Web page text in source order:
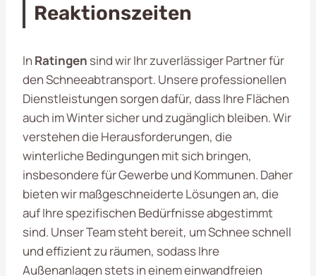
Reaktionszeiten
In Ratingen sind wir Ihr zuverlässiger Partner für
den Schneeabtransport. Unsere professionellen
Dienstleistungen sorgen dafür, dass Ihre Flächen
auch im Winter sicher und zugänglich bleiben. Wir
verstehen die Herausforderungen, die
winterliche Bedingungen mit sich bringen,
insbesondere für Gewerbe und Kommunen. Daher
bieten wir maßgeschneiderte Lösungen an, die
auf Ihre spezifischen Bedürfnisse abgestimmt
sind. Unser Team steht bereit, um Schnee schnell
und effizient zu räumen, sodass Ihre
Außenanlagen stets in einem einwandfreien